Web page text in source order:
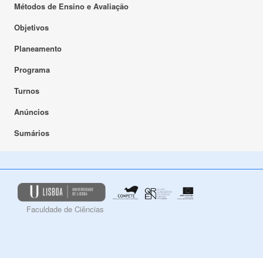
Métodos de Ensino e Avaliação
Objetivos
Planeamento
Programa
Turnos
Anúncios
Sumários
Faculdade de Ciências